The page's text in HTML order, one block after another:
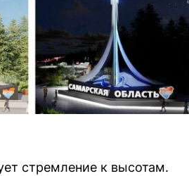
стремление к высотам.